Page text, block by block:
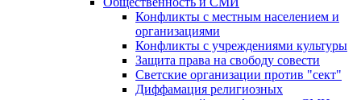
Конфликты с местным населением и
организациями
Конфликты с учреждениями культуры
Защита права на свободу совести
Светские организации против "сект"
Диффамация религиозных